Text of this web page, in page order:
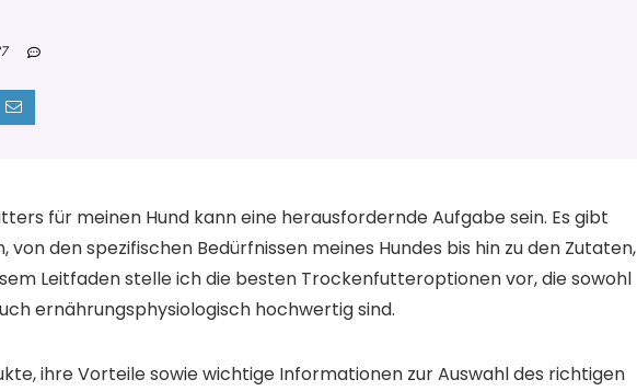
für meinen Hund kann eine herausfordernde Aufgabe sein. Es gibt
den spezifischen Bedürfnissen meines Hundes bis hin zu den Zutaten,
Leitfaden stelle ich die besten Trockenfutteroptionen vor, die sowohl
ernährungsphysiologisch hochwertig sind.
ihre Vorteile sowie wichtige Informationen zur Auswahl des richtigen